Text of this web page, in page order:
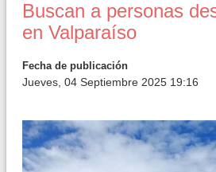
Buscan a personas
en Valparaíso
Fecha de publicación
Jueves, 04 Septiembre 2025 19:16